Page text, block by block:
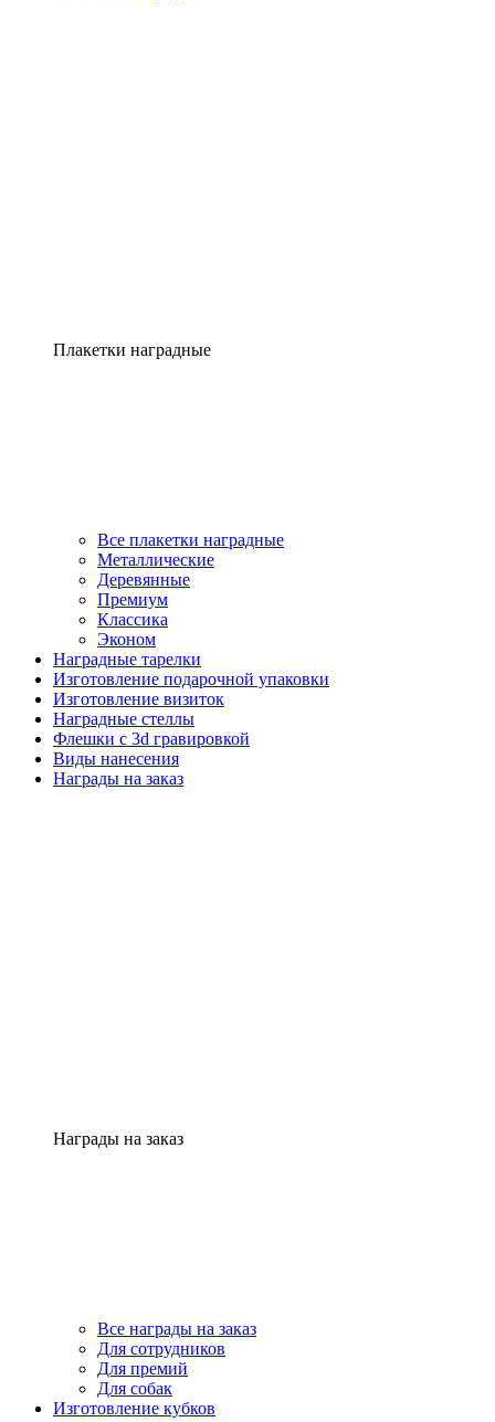
Плакетки наградные
Все плакетки наградные
Металлические
Деревянные
Премиум
Классика
Эконом
Наградные тарелки
Изготовление подарочной упаковки
Изготовление визиток
Наградные стеллы
Флешки с 3d гравировкой
Виды нанесения
Награды на заказ
Награды на заказ
Все награды на заказ
Для сотрудников
Для премий
Для собак
Изготовление кубков